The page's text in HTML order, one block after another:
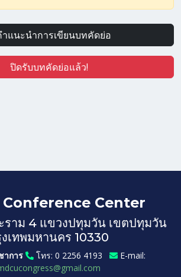
ำแนะนำการเขียนบทคัดย่อ
ปิดรับบทคัดย่อแล้ว!
Conference Center
ราม 4 แขวงปทุมวัน เขตปทุมวัน
เทพมหานคร 10330
าการ โทร: 0 2256 4193
E-mail: